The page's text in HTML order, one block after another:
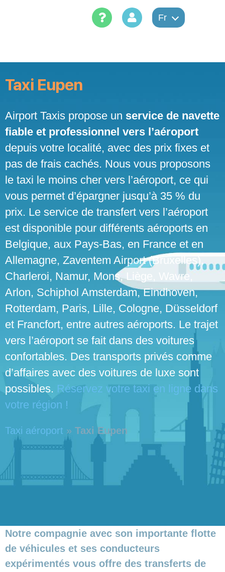
Fr
Taxi Eupen
Airport Taxis propose un service de navette
fiable et professionnel vers l’aéroport
depuis votre localité, avec des prix fixes et
pas de frais cachés. Nous vous proposons
le taxi le moins cher vers l’aéroport, ce qui
vous permet d’épargner jusqu’à 35 % du
prix. Le service de transfert vers l’aéroport
est disponible pour différents aéroports en
Belgique, aux Pays-Bas, en France et en
Allemagne, Zaventem Airport (Bruxelles),
Charleroi, Namur, Mons, Liège, Wavre,
Arlon, Schiphol Amsterdam, Eindhoven,
Rotterdam, Paris, Lille, Cologne, Düsseldorf
et Francfort, entre autres aéroports. Le trajet
vers l’aéroport se fait dans des voitures
confortables. Des transports privés comme
d’affaires avec des voitures de luxe sont
possibles. Réservez votre taxi en ligne dans
votre région !
Taxi aéroport » Taxi Eupen
Notre compagnie avec son importante flotte
de véhicules et ses conducteurs
expérimentés vous offre des transferts de